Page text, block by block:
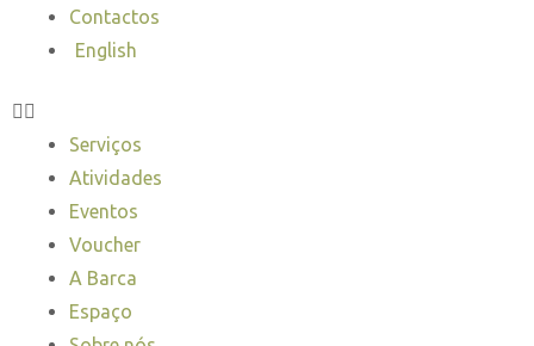
Contactos
English
Serviços
Atividades
Eventos
Voucher
A Barca
Espaço